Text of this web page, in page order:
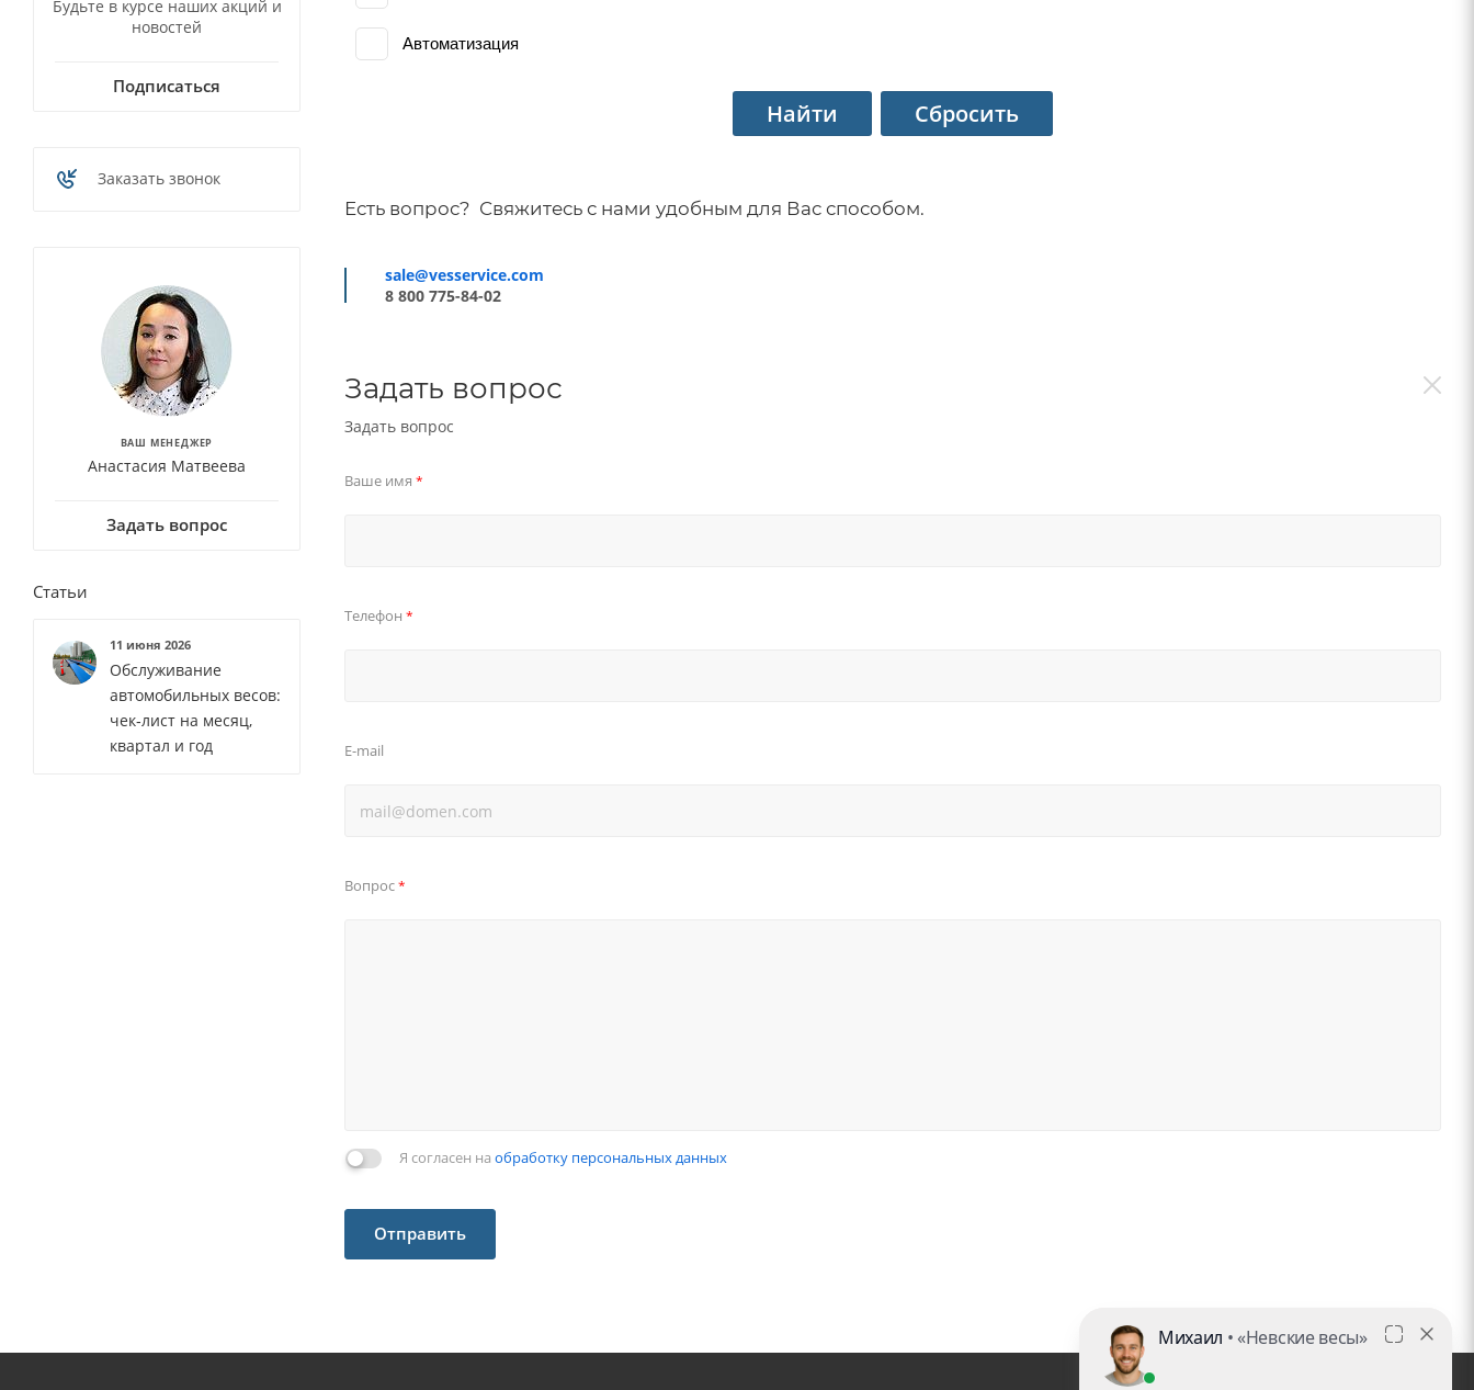
Автоматизация
Есть вопрос? Свяжитесь с нами удобным для Вас способом.
sale@vesservice.com
8 800 775-84-02
Задать вопрос
Задать вопрос
Ваше имя *
Телефон *
E-mail
Вопрос*
Я согласен на обработку персональных данных
Отправить
Будьте в курсе наших акций и
новостей
Подписаться
Заказать звонок
ВАШ МЕНЕДЖЕР
Анастасия Матвеева
Задать вопрос
Статьи
11 июня 2026
Обслуживание
автомобильных весов:
чек‑лист на месяц,
квартал и год